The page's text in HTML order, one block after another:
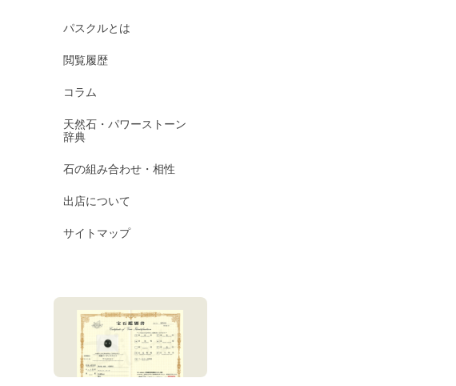
パスクルとは
閲覧履歴
コラム
天然石・パワーストーン
辞典
石の組み合わせ・相性
出店について
サイトマップ